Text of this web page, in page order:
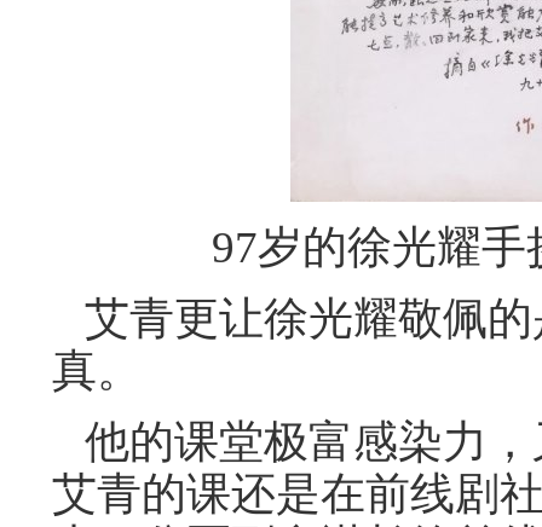
97岁的徐光耀
艾青更让徐光耀敬佩
真。
他的课堂极富感染力
艾青的课还是在前线剧